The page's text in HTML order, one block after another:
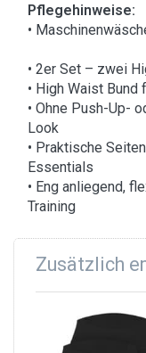
Pflegehinweise:
•
• 2er Set – zwei
• High Waist
• Ohne Push-Up-
Look
• Praktische
Essentials
• Eng anliegend,
Training
Zusätzlich